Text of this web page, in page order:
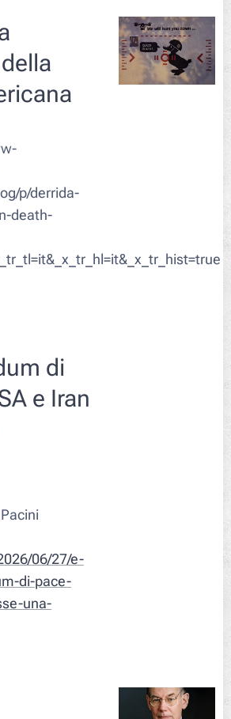
p/derrida-
death-
di
e Iran
06/27/e-
di-pace-
una-